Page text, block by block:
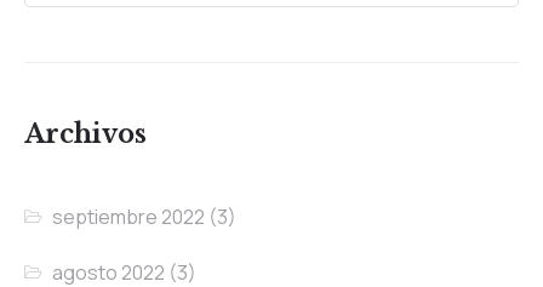
Archivos
septiembre 2022 (3)
agosto 2022 (3)